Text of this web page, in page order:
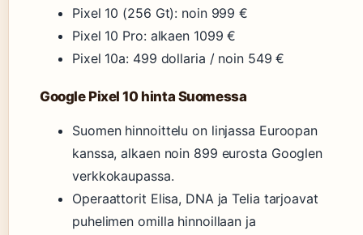
Pixel 10 (256 Gt): noin 999 €
Pixel 10 Pro: alkaen 1099 €
Pixel 10a: 499 dollaria / noin 549 €
Google Pixel 10 hinta Suomessa
Suomen hinnoittelu on linjassa Euroopan
kanssa, alkaen noin 899 eurosta Googlen
verkkokaupassa.
Operaattorit Elisa, DNA ja Telia tarjoavat
puhelimen omilla hinnoillaan ja